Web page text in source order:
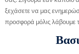
ξεχάσετε να μας
προσφορά μόλις λάβουμε